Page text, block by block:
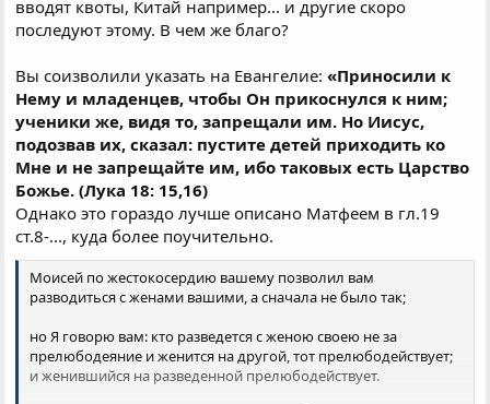
вводят квоты, Китай например... и другие скоро
последуют этому. В чем же благо?
Вы соизволили указать на Евангелие:«Приносили к
Нему и младенцев, чтобы Он прикоснулся к ним;
ученики же, видя то, запрещали им. Но Иисус,
подозвав их, сказал: пустите детей приходить ко
Мне и не запрещайте им, ибо таковых есть Царство
Божье. (Лука 18: 15,16)
Однако это гораздо лучше описано Матфеем в гл.19
ст.8-..., куда более поучительно.
Моисей по жестокосердию вашему позволил вам
разводиться с женами вашими, а сначала не было так;
но Я говорю вам: кто разведется с женою своею не за
прелюбодеяние и женится на другой, тот прелюбодействует;
и женившийся на разведенной прелюбодействует.